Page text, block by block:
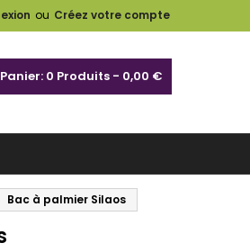
ou Créez votre compte
Panier: 0 Produits - 0,00 €
Bac à palmier Silaos